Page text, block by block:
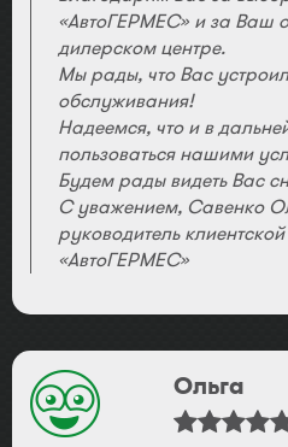
«АвтоГЕРМЕС» и за Ваш
дилерском центре.
Мы рады, что Вас
обслуживания!
Надеемся, что и в
пользоваться нашими
Будем рады видеть Вас
С уважением, Савенко
руководитель
«АвтоГЕРМЕС»
Ольга